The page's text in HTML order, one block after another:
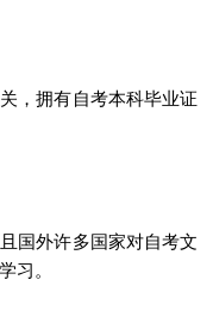
拥有自考本科毕业证
外许多国家对自考文
习。